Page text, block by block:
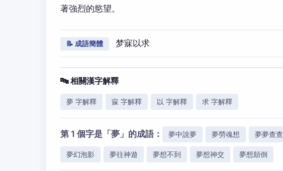
著強烈的慾望。
📝 成語簡體 梦寐以求
🔤 相關漢字解釋
夢 字解釋 寐 字解釋 以 字解釋 求 字解釋
第 1 個字是「夢」的成語： 夢中說夢 夢勞魂想 夢夢查查
夢幻泡影 夢往神遊 夢想不到 夢想神交 夢想顛倒